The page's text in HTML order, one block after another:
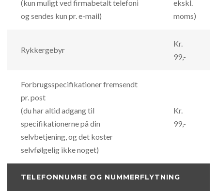
(kun muligt ved firmabetalt telefoni
og sendes kun pr. e-mail)
ekskl.
moms)
Rykkergebyr
Kr.
99,-
Forbrugsspecifikationer fremsendt
pr. post
(du har altid adgang til
specifikationerne på din
selvbetjening, og det koster
selvfølgelig ikke noget)
Kr.
99,-
TELEFONNUMRE OG NUMMERFLYTNING